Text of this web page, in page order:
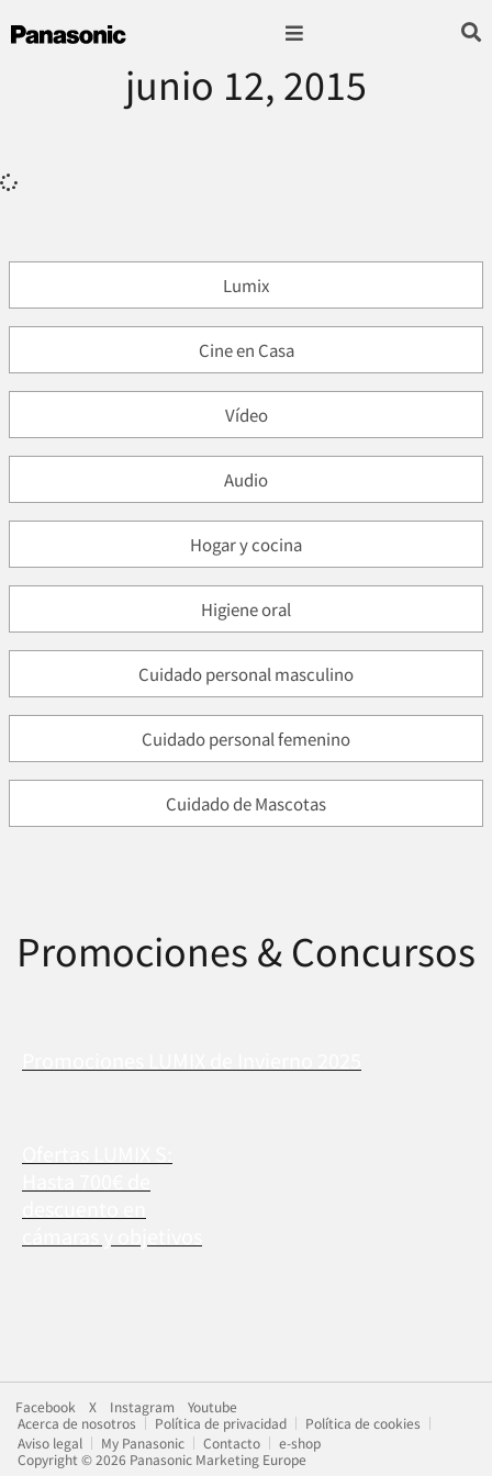
junio 12, 2015
Lumix
Cine en Casa
Vídeo
Audio
Hogar y cocina
Higiene oral
Cuidado personal masculino
Cuidado personal femenino
Cuidado de Mascotas
Promociones & Concursos
Facebook X Instagram
Youtube
Acerca de nosotros
Política de privacidad
Política de cookies
Aviso legal
My Panasonic Contacto
e-shop
Copyright © 2026 Panasonic Marketing Europe